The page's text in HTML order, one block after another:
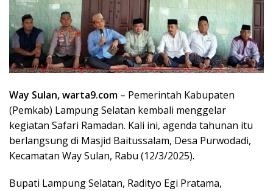
Way Sulan, warta9.com – Pemerintah Kabupaten
(Pemkab) Lampung Selatan kembali menggelar
kegiatan Safari Ramadan. Kali ini, agenda tahunan itu
berlangsung di Masjid Baitussalam, Desa Purwodadi,
Kecamatan Way Sulan, Rabu (12/3/2025).
Bupati Lampung Selatan, Radityo Egi Pratama,